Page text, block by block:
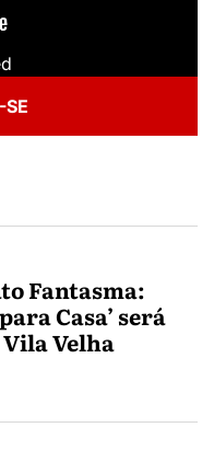
SE
Fantasma:
Casa’ será
Velha